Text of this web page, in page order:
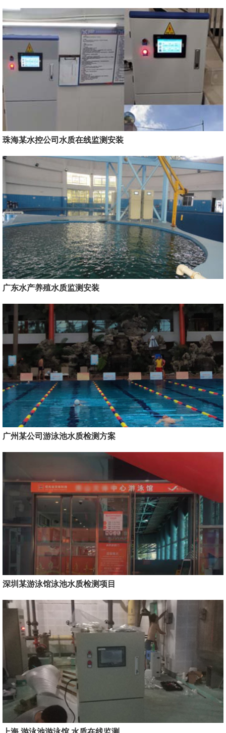
珠海某水控公司水质在线监测安装
广东水产养殖水质监测安装
广州某公司游泳池水质检测方案
深圳某游泳馆泳池水质检测项目